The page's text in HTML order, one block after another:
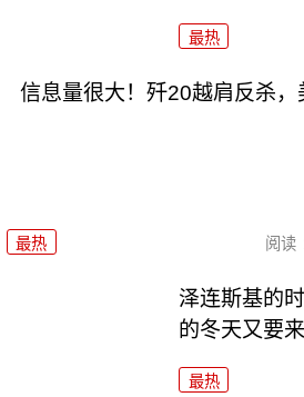
最热
信息量很大！歼20越肩反杀，
最热 阅读
泽连斯基的
的冬天又要
最热